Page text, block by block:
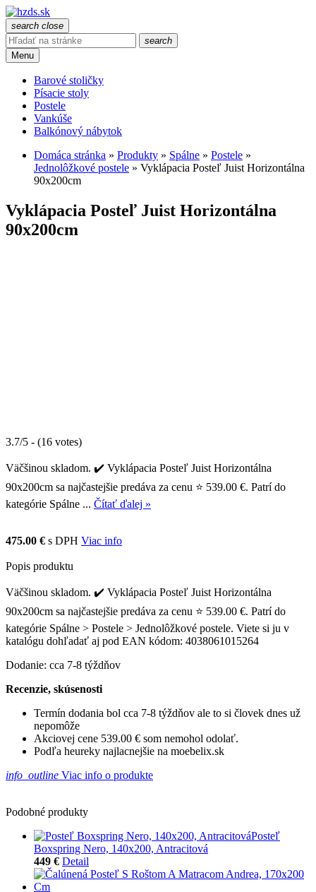
search close
search
Menu
Barové stoličky
Písacie stoly
Postele
Vankúše
Balkónový nábytok
Domáca stránka » Produkty » Spálne » Postele »
Jednolôžkové postele » Vyklápacia Posteľ Juist Horizontálna
90x200cm
Vyklápacia Posteľ Juist Horizontálna
90x200cm
3.7/5 - (16 votes)
Väčšinou skladom. ✔️ Vyklápacia Posteľ Juist Horizontálna
90x200cm sa najčastejšie predáva za cenu ⭐ 539.00 €. Patrí do
kategórie Spálne ... Čítať ďalej »
475.00 € s DPH Viac info
Popis produktu
Väčšinou skladom. ✔️ Vyklápacia Posteľ Juist Horizontálna
90x200cm sa najčastejšie predáva za cenu ⭐ 539.00 €. Patrí do
kategórie Spálne > Postele > Jednolôžkové postele. Viete si ju v
katalógu dohľadať aj pod EAN kódom: 4038061015264
Dodanie: cca 7-8 týždňov
Recenzie, skúsenosti
Termín dodania bol cca 7-8 týždňov ale to si človek dnes už
nepomôže
Akciovej cene 539.00 € som nemohol odolať.
Podľa heureky najlacnejšie na moebelix.sk
info_outline Viac info o produkte
Podobné produkty
Posteľ
Boxspring Nero, 140x200, Antracitová
449 € Detail